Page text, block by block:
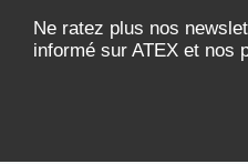
Ne ratez plus nos
informé sur ATEX et nos